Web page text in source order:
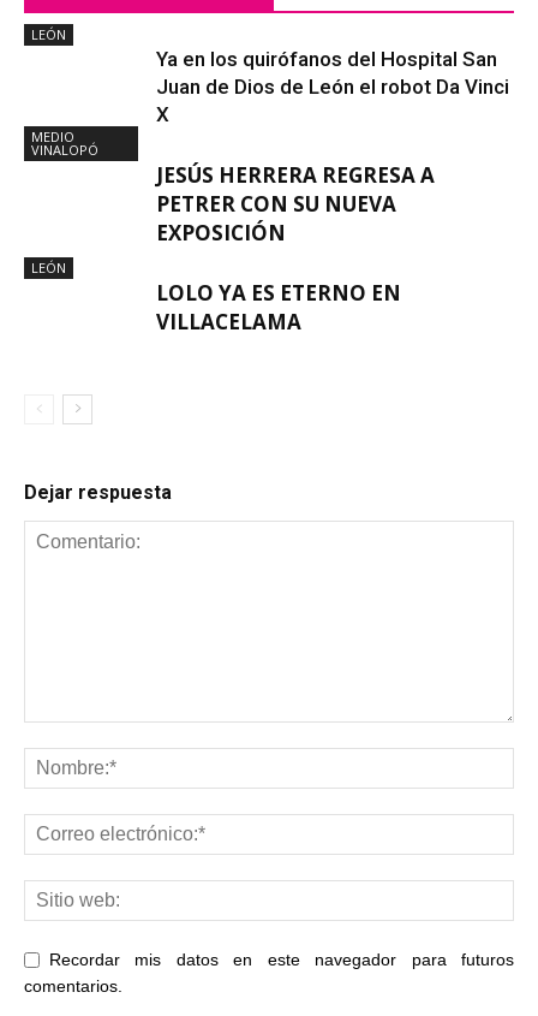
LEÓN
Ya en los quirófanos del Hospital San
Juan de Dios de León el robot Da Vinci
X
MEDIO
VINALOPÓ
JESÚS HERRERA REGRESA A
PETRER CON SU NUEVA
EXPOSICIÓN
LEÓN
LOLO YA ES ETERNO EN
VILLACELAMA
Dejar respuesta
Recordar mis datos en este navegador para futuros
comentarios.